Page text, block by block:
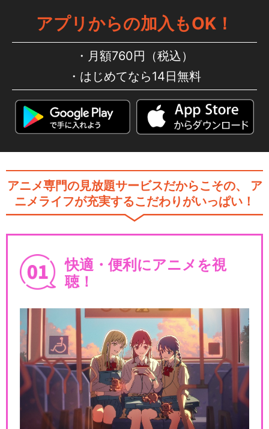
アプリからの加入もOK！
月額760円（税込）
はじめてなら14日無料
アニメ専門の見放題サービスだからこその、
ア
ニメライフが充実するこだわりがいっぱい！
快適・便利にアニメを視
聴！